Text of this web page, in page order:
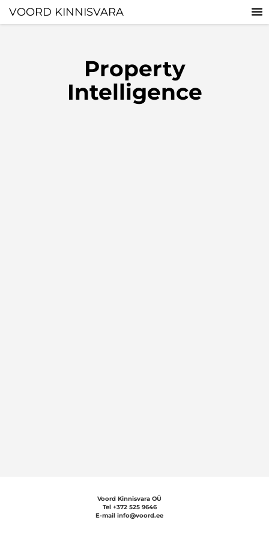
VOORD KINNISVARA
Property
Intelligence
Voord Kinnisvara OÜ
Tel +372 525 9646
E-mail info@voord.ee